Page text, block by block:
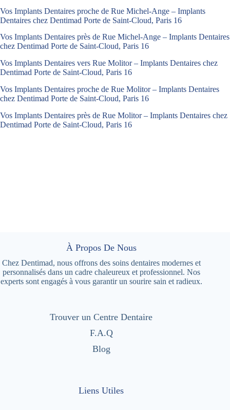
Vos Implants Dentaires proche de Rue Michel-Ange – Implants
Dentaires chez Dentimad Porte de Saint-Cloud, Paris 16
Vos Implants Dentaires près de Rue Michel-Ange – Implants Dentaires
chez Dentimad Porte de Saint-Cloud, Paris 16
Vos Implants Dentaires vers Rue Molitor – Implants Dentaires chez
Dentimad Porte de Saint-Cloud, Paris 16
Vos Implants Dentaires proche de Rue Molitor – Implants Dentaires
chez Dentimad Porte de Saint-Cloud, Paris 16
Vos Implants Dentaires près de Rue Molitor – Implants Dentaires chez
Dentimad Porte de Saint-Cloud, Paris 16
À Propos De Nous
Chez Dentimad, nous offrons des soins dentaires modernes et
personnalisés dans un cadre chaleureux et professionnel. Nos
experts sont engagés à vous garantir un sourire sain et radieux.
Trouver un Centre Dentaire
F.A.Q
Blog
Liens Utiles